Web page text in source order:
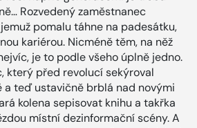
Rozvedený zaměstnanec
pomalu táhne na padesátku,
kariérou. Nicméně těm, na něž
je to podle všeho úplně jedno.
který před revolucí sekýroval
a teď ustavičně brblá nad novými
kolena sepisovat knihu a takřka
místní dezinformační scény. A